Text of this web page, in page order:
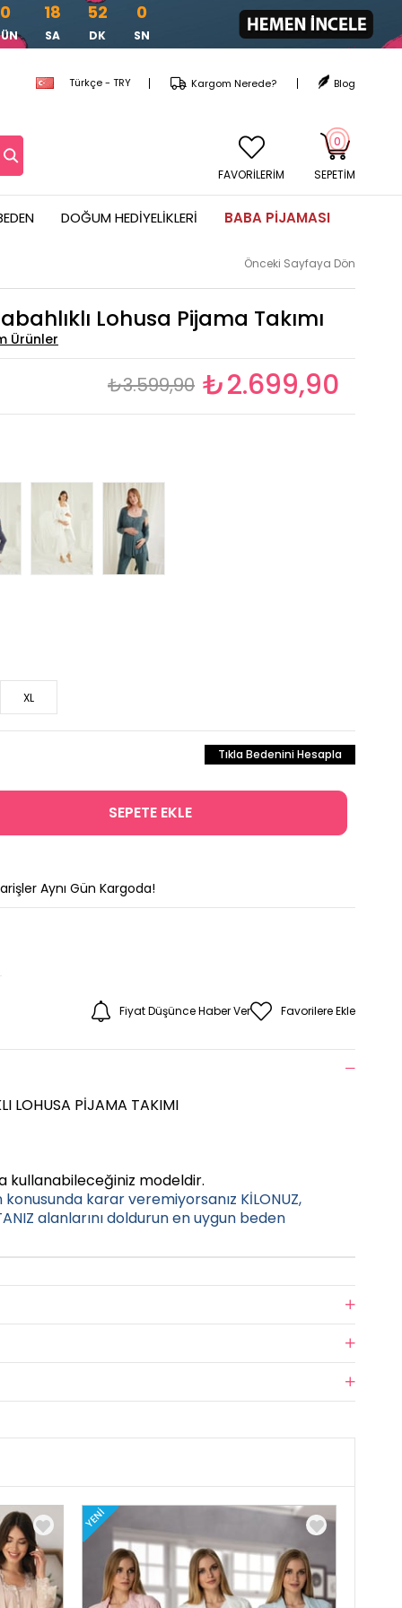
0 18
SA
51
DK
59
SN
Türkçe - TRY Blog
Kargom Nerede?
SEPETIM
0
FAVORİLERİM
DOĞUM HEDIYELIKLERI BABA PIJAMASI
Önceki Sayfaya Dön
Lohusa Pijama Takımı
₺3.599,90 ₺2.699,90
XL
Tıkla Bedenini Hesapla
Aynı Gün Kargoda!
Favorilere Ekle
Fiyat Düşünce Haber Ver
LOHUSA PİJAMA TAKIMI
kullanabileceğiniz modeldir.
karar veremiyorsanız KİLONUZ,
alanlarını doldurun en uygun beden
YENI